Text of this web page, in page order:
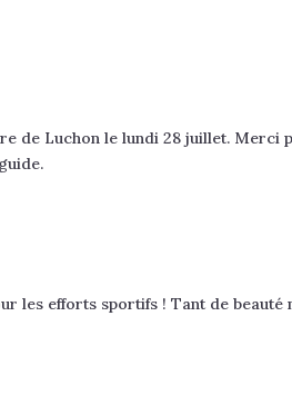
de Luchon le lundi 28 juillet. Merci
les efforts sportifs ! Tant de beauté